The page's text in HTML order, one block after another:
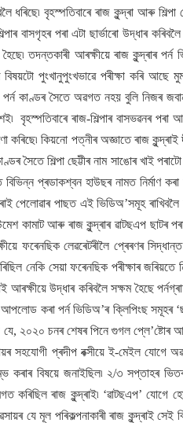
বৃহস্পতিবাৰে ৰাজ কুন্দ্ৰা আৰু শিল্পা
বাসগৃহৰ পৰা এটা ছাৰ্ভাৰো উদ্ধাৰ
তদন্তকাৰী আৰক্ষীয়ে ৰাজ কুন্দ্ৰাৰ
পুংখানুপুংখভাৱে পৰীক্ষা কৰি আছে
পৰ্ন কাণ্ডৰ সৈতে অৱগত নহয় বুলি নিজৰ
বৃহস্পতিবাৰে ৰাজ-শিল্পাৰ বাসভৱনৰ পৰা
কৰিছে৷ কিয়নো পত্নীৰ অজ্ঞাতে ৰাজ
সৈতে শিল্পা ছেট্টীৰ নাম সাঙোৰ খাই
প্ৰডাকশ্বন হাউছৰ নামত নিৰ্মাণ
পেলোৱাৰ পাছত এই ভিডিঅ’সমূহ
উমেশ কামাট আৰু ৰাজ কুন্দ্ৰাৰ ৱাটছএপ
ফৰেনছিক লেৱৰেটৰীলৈ প্ৰেৰণৰ
নেকি সেয়া ফৰেনছিক পৰীক্ষাৰ
আৰক্ষীয়ে উদ্ধাৰ কৰিবলৈ সক্ষম হৈছে
কৰা পৰ্ন ভিডিঅ’ৰ ক্লিপিংছ সমূহৰ
২০২০ চনৰ শেষৰ পিনে গুগল প্লে’ষ্টোৰ
সহযোগী প্ৰদীপ বক্সীয়ে ই-মেইল যোগে
কৰাৰ বিষয়ে জনাইছিল৷ ২/৩
কৰিছিল ৰাজ কুন্দ্ৰাই৷ ‘ৱাটছএপ’
যে মূল পৰিকল্পনাকাৰী ৰাজ কুন্দ্ৰাই